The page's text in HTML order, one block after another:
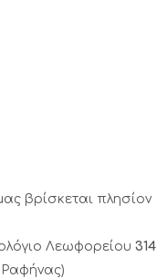
βρίσκεται πλησίον
Λεωφορείου 314